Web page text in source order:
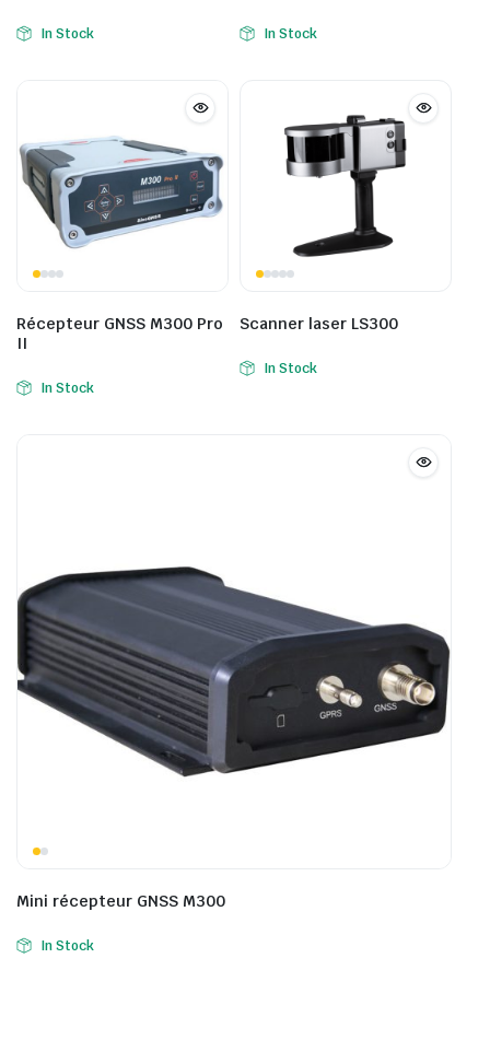
In Stock In Stock
Récepteur GNSS M300 Pro
II
In Stock
Scanner laser LS300
In Stock
Mini récepteur GNSS M300
In Stock